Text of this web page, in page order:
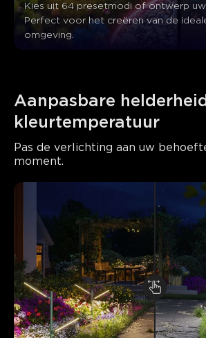
Kies uit 64 presetmodi of ontwerp
Perfect voor het creëren van de
omgeving.
Aanpasbare
kleurtemperatuur
Pas de verlichting aan uw
moment.